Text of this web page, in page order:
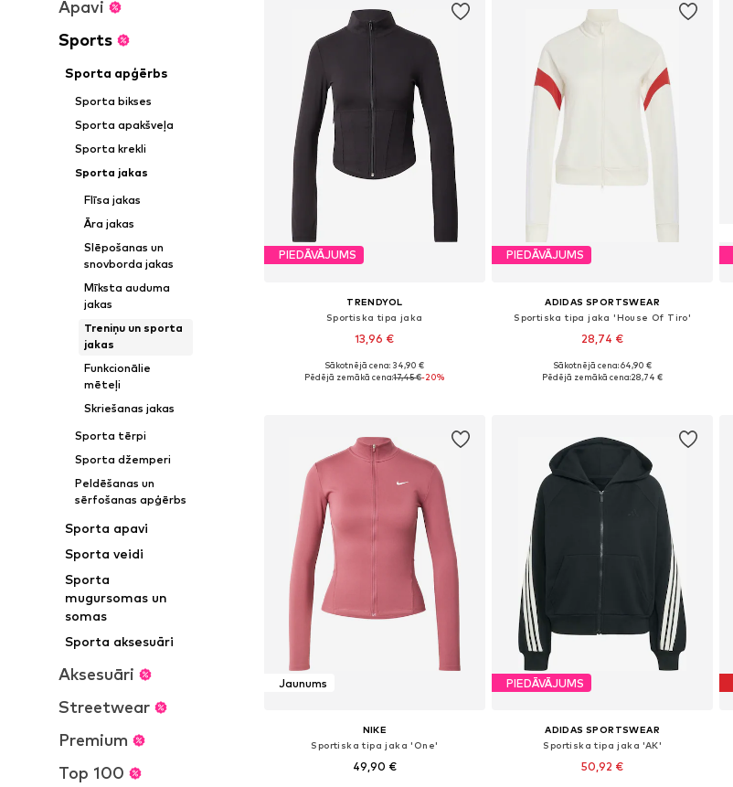
Apavi
Sports
Sporta apģērbs
Sporta bikses
Sporta apakšveļa
Sporta krekli
Sporta jakas
Flīsa jakas
Āra jakas
Slēpošanas un
snovborda jakas
Mīksta auduma
jakas
Treniņu un sporta
jakas
Funkcionālie
mēteļi
Skriešanas jakas
Sporta tērpi
Sporta džemperi
Peldēšanas un
sērfošanas apģērbs
Sporta apavi
Sporta veidi
Sporta
mugursomas un
somas
Sporta aksesuāri
Aksesuāri
Streetwear
Premium
Top 100
PIEDĀVĀJUMS
TRENDYOL
Sportiska tipa jaka
13,96 €
Pieejamie izmēri: S, M, L, XL
Sākotnējā cena: 34,90 €
Pēdējā zemākā cena:17,45 €-20%
PIEDĀVĀJUMS
ADIDAS SPORTSWEAR
Sportiska tipa jaka 'House Of Tiro'
28,74 €
Pieejamie izmēri: XS, S, M, L
Sākotnējā cena: 64,90 €
Pēdējā zemākā cena:28,74 €
Jaunums
NIKE
Sportiska tipa jaka 'One'
49,90 €
PIEDĀVĀJUMS
ADIDAS SPORTSWEAR
Sportiska tipa jaka 'AK'
50,92 €